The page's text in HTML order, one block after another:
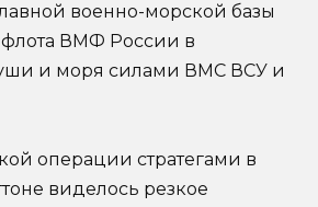
военно-морской базы
ВМФ России в
и моря силами ВМС ВСУ и
операции стратегами в
виделось резкое